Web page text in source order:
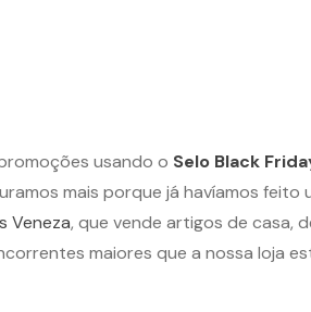
usando o Selo Black
mais porque já havíamos
Veneza, que vende artigos de casa,
maiores que a nossa loja